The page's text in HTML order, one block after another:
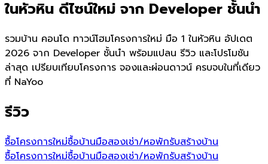
ในหัวหิน ดีไซน์ใหม่ จาก Developer ชั้นนำ
รวมบ้าน คอนโด ทาวน์โฮมโครงการใหม่ มือ 1 ในหัวหิน อัปเดต
2026 จาก Developer ชั้นนำ พร้อมแปลน รีวิว และโปรโมชัน
ล่าสุด เปรียบเทียบโครงการ จองและผ่อนดาวน์ ครบจบในที่เดียว
ที่ NaYoo
รีวิว
ซื้อโครงการใหม่ซื้อบ้านมือสองเช่า/หอพักรับสร้างบ้าน
ซื้อโครงการใหม่ซื้อบ้านมือสองเช่า/หอพักรับสร้างบ้าน